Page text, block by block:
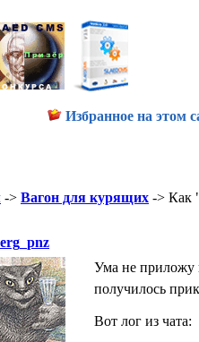
Избранное на этом
-> Вагон для курящих -> Как
Ума не приложу
получилось
Вот лог из чата: